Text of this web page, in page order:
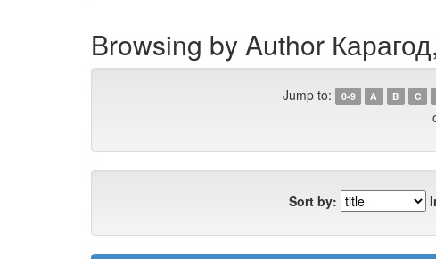
Browsing by Author
Jump to: 0-9 A B C
Sort by: